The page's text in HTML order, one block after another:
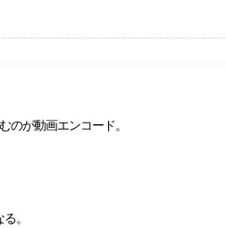
のが動画エンコード。
。